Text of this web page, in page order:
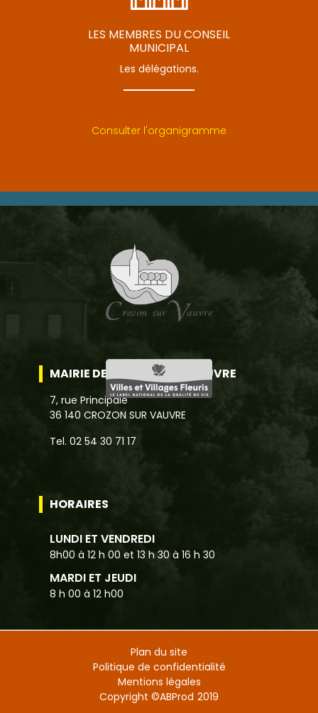
LES MEMBRES DU CONSEIL
MUNICIPAL
Les délégations.
Consulter l'organigramme
MAIRIE DE CROZON SUR VAUVRE
7, rue Principale
36 140 CROZON SUR VAUVRE
Tel. 02 54 30 71 17
HORAIRES
LUNDI ET VENDREDI
8h00 à 12 h 00 et 13 h 30 à 16 h 30
MARDI ET JEUDI
8 h 00 à 12 h00
Plan du site
Politique de confidentialité
Mentions légales
Copyright ©ABProd 2019